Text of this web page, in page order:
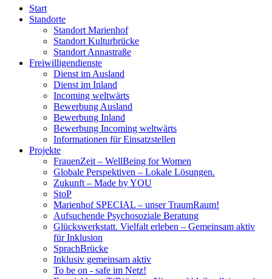
Start
Standorte
Standort Marienhof
Standort Kulturbrücke
Standort Annastraße
Freiwilligendienste
Dienst im Ausland
Dienst im Inland
Incoming weltwärts
Bewerbung Ausland
Bewerbung Inland
Bewerbung Incoming weltwärts
Informationen für Einsatzstellen
Projekte
FrauenZeit – WellBeing for Women
Globale Perspektiven – Lokale Lösungen.
Zukunft – Made by YOU
StoP
Marienhof SPECIAL – unser TraumRaum!
Aufsuchende Psychosoziale Beratung
Glückswerkstatt. Vielfalt erleben – Gemeinsam aktiv
für Inklusion
SprachBrücke
Inklusiv gemeinsam aktiv
To be on - safe im Netz!